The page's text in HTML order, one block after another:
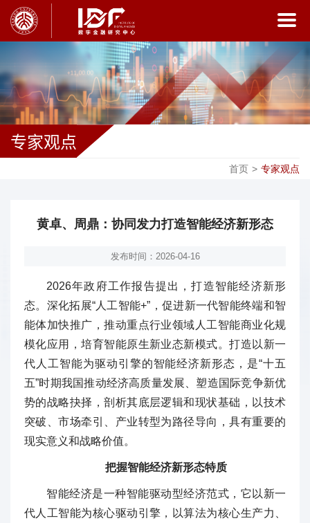
专家观点
首页 > 专家观点
黄卓、周鼎：协同发力打造智能经济新形态
发布时间：2026-04-16
2026年政府工作报告提出，打造智能经济新形
态。深化拓展“人工智能+”，促进新一代智能终端和智
能体加快推广，推动重点行业领域人工智能商业化规
模化应用，培育智能原生新业态新模式。打造以新一
代人工智能为驱动引擎的智能经济新形态，是“十五
五”时期我国推动经济高质量发展、塑造国际竞争新优
势的战略抉择，剖析其底层逻辑和现状基础，以技术
突破、市场牵引、产业转型为路径导向，具有重要的
现实意义和战略价值。
把握智能经济新形态特质
智能经济是一种智能驱动型经济范式，它以新一
代人工智能为核心驱动引擎，以算法为核心生产力、